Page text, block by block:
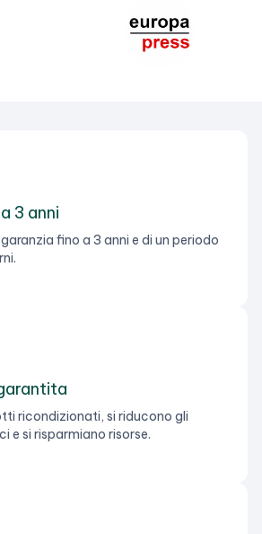
3 anni
fino a 3 anni e di un periodo
ricondizionati, si riducono gli
e si risparmiano risorse.